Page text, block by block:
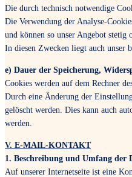
Die durch technisch notwendige
Die Verwendung der Analyse-
und können so unser Angebot
In diesen Zwecken liegt auch unser
e) Dauer der Speicherung,
Cookies werden auf dem Rechner
Durch eine Änderung der
gelöscht werden. Dies kann auch
werden.
V. E-MAIL-KONTAKT
1. Beschreibung und Umfang der
Auf unserer Internetseite ist eine